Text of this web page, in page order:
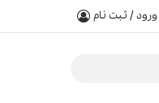
ورود / ثبت نام